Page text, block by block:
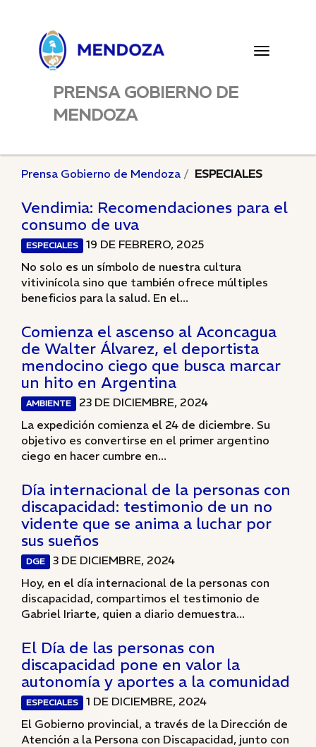
Toggle
PRENSA GOBIERNO DE
MENDOZA
Prensa Gobierno de Mendoza ESPECIALES
Vendimia: Recomendaciones para el
consumo de uva
ESPECIALES
19 DE FEBRERO, 2025
No solo es un símbolo de nuestra cultura
vitivinícola sino que también ofrece múltiples
beneficios para la salud. En el...
Comienza el ascenso al Aconcagua
de Walter Álvarez, el deportista
mendocino ciego que busca marcar
un hito en Argentina
AMBIENTE
23 DE DICIEMBRE, 2024
La expedición comienza el 24 de diciembre. Su
objetivo es convertirse en el primer argentino
ciego en hacer cumbre en...
Día internacional de la personas con
discapacidad: testimonio de un no
vidente que se anima a luchar por
sus sueños
DGE
3 DE DICIEMBRE, 2024
Hoy, en el día internacional de la personas con
discapacidad, compartimos el testimonio de
Gabriel Iriarte, quien a diario demuestra...
El Día de las personas con
discapacidad pone en valor la
autonomía y aportes a la comunidad
ESPECIALES
1 DE DICIEMBRE, 2024
El Gobierno provincial, a través de la Dirección de
Atención a la Persona con Discapacidad, junto con